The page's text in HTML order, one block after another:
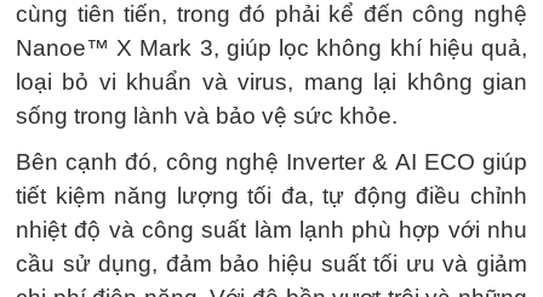
cùng tiên tiến, trong đó phải kể đến công nghệ
Nanoe™ X Mark 3, giúp lọc không khí hiệu quả,
loại bỏ vi khuẩn và virus, mang lại không gian
sống trong lành và bảo vệ sức khỏe.
Bên cạnh đó, công nghệ Inverter & AI ECO giúp
tiết kiệm năng lượng tối đa, tự động điều chỉnh
nhiệt độ và công suất làm lạnh phù hợp với nhu
cầu sử dụng, đảm bảo hiệu suất tối ưu và giảm